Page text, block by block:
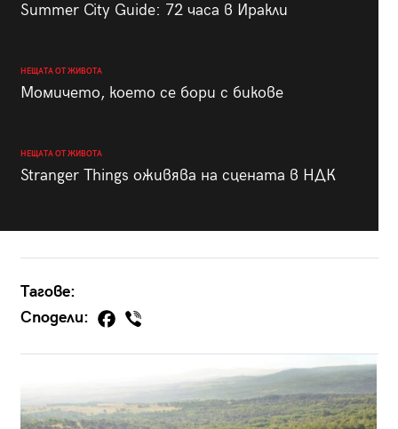
Summer City Guide: 72 часа в Иракли
НЕЩАТА ОТ ЖИВОТА
Момичето, което се бори с бикове
НЕЩАТА ОТ ЖИВОТА
Stranger Things оживява на сцената в НДК
Тагове:
Сподели: